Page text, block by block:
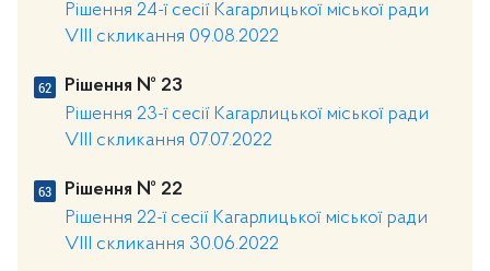
Рішення 24-ї сесії Кагарлицької міської ради
VIII скликання 09.08.2022
Рішення № 23
Рішення 23-ї сесії Кагарлицької міської ради
VIII скликання 07.07.2022
Рішення № 22
Рішення 22-ї сесії Кагарлицької міської ради
VIII скликання 30.06.2022